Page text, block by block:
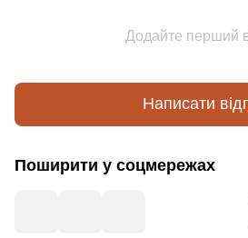
Додайте перший
Написати
Поширити у соцмережах